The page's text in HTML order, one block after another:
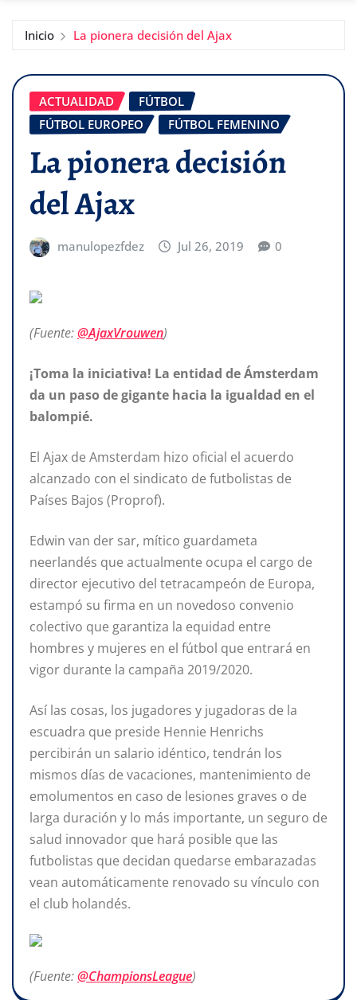
Inicio La pionera decisión del Ajax
ACTUALIDAD
FÚTBOL
FÚTBOL EUROPEO
FÚTBOL FEMENINO
La pionera decisión
del Ajax
manulopezfdez Jul 26, 2019 0
(Fuente:@AjaxVrouwen)
¡Toma la iniciativa! La entidad de Ámsterdam
da un paso de gigante hacia la igualdad en el
balompié.
El Ajax de Amsterdam hizo oficial el acuerdo
alcanzado con el sindicato de futbolistas de
Países Bajos (Proprof).
Edwin van der sar, mítico guardameta
neerlandés que actualmente ocupa el cargo de
director ejecutivo del tetracampeón de Europa,
estampó su firma en un novedoso convenio
colectivo que garantiza la equidad entre
hombres y mujeres en el fútbol que entrará en
vigor durante la campaña 2019/2020.
Así las cosas, los jugadores y jugadoras de la
escuadra que preside Hennie Henrichs
percibirán un salario idéntico, tendrán los
mismos días de vacaciones, mantenimiento de
emolumentos en caso de lesiones graves o de
larga duración y lo más importante, un seguro de
salud innovador que hará posible que las
futbolistas que decidan quedarse embarazadas
vean automáticamente renovado su vínculo con
el club holandés.
(Fuente:@ChampionsLeague)